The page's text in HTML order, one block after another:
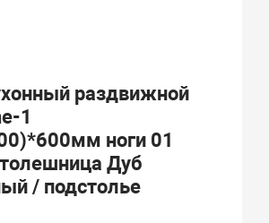
раздвижной
1
ноги 01
Дуб
/ подстолье